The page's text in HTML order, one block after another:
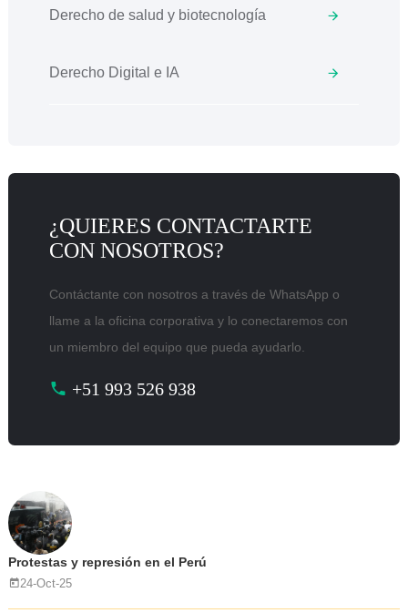
Derecho de salud y biotecnología
Derecho Digital e IA
¿QUIERES CONTACTARTE
CON NOSOTROS?
Contáctante con nosotros a través de WhatsApp o
llame a la oficina corporativa y lo conectaremos con
un miembro del equipo que pueda ayudarlo.
+51 993 526 938
Protestas y represión en el Perú
24-Oct-25